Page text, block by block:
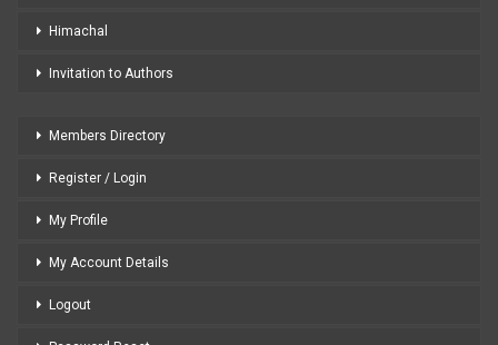
Himachal
Invitation to Authors
Members Directory
Register / Login
My Profile
My Account Details
Logout